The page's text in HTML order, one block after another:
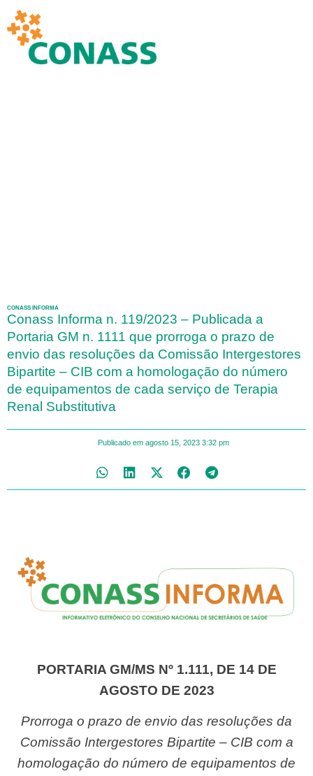
CONASS INFORMA
Conass Informa n. 119/2023 – Publicada a
Portaria GM n. 1111 que prorroga o prazo de
envio das resoluções da Comissão Intergestores
Bipartite – CIB com a homologação do número
de equipamentos de cada serviço de Terapia
Renal Substitutiva
Publicado em agosto 15, 2023 3:32 pm
PORTARIA GM/MS Nº 1.111, DE 14 DE
AGOSTO DE 2023
Prorroga o prazo de envio das resoluções da
Comissão Intergestores Bipartite – CIB com a
homologação do número de equipamentos de